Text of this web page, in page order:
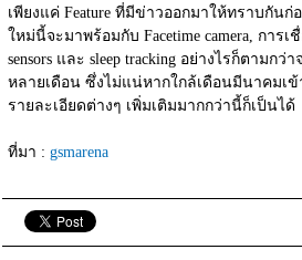
เพียงแค่ Feature ที่มีข่าวออกมาให้ทราบกันก่
ใหม่นี้จะมาพร้อมกับ Facetime camera, การเ
sensors และ sleep tracking อย่างไรก็ตามก
หลายเดือน ซึ่งไม่แน่หากใกล้เดือนมีนาคมเ
รายละเอียดต่างๆ เพิ่มเติมมากกว่านี้ก็เป็นได้
ที่มา : gsmarena